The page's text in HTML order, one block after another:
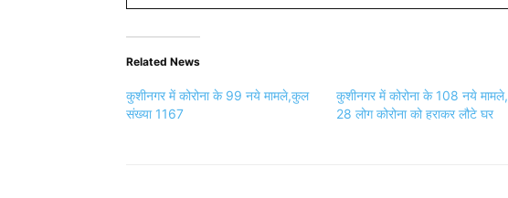
Related News
कुशीनगर में कोरोना के 99 नये मामले,कुल
संख्या 1167
कुशीनगर में कोरोना के 108 नये मामले,
28 लोग कोरोना को हराकर लौटे घर